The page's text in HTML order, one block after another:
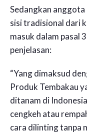
Sedangkan
sisi tradisional dari
masuk dalam pasal
penjelasan:
“Yang dimaksud
Produk Tembakau
ditanam di
cengkeh atau
cara dilinting tanpa